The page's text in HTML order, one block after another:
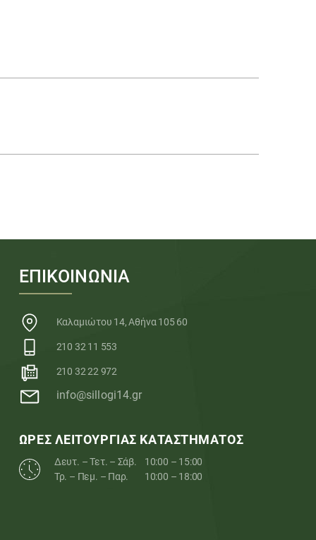
ΕΠΙΚΟΙΝΩΝΙΑ
Καλαμιώτου 14, Αθήνα 105 60
210 32 11 553
210 32 22 972
info@sillogi14.gr
ΩΡΕΣ ΛΕΙΤΟΥΡΓΙΑΣ ΚΑΤΑΣΤΗΜΑΤΟΣ
Δευτ. – Τετ. – Σάβ.
10:00 – 15:00
Τρ. – Πεμ. – Παρ.
10:00 – 18:00